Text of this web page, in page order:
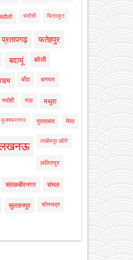
चंदौसी चित्रकूट
प्रतापगढ़ फतेहपुर
बदायूं बरेली
बाँदा बागपत
भदोही मऊ मथुरा
मुजफ्फरनगर मुरादाबाद मेरठ
लखीमपुर खीरी
ललितपुर
संतकबीरनगर संभल
सुल्तानपुर सोनभद्र